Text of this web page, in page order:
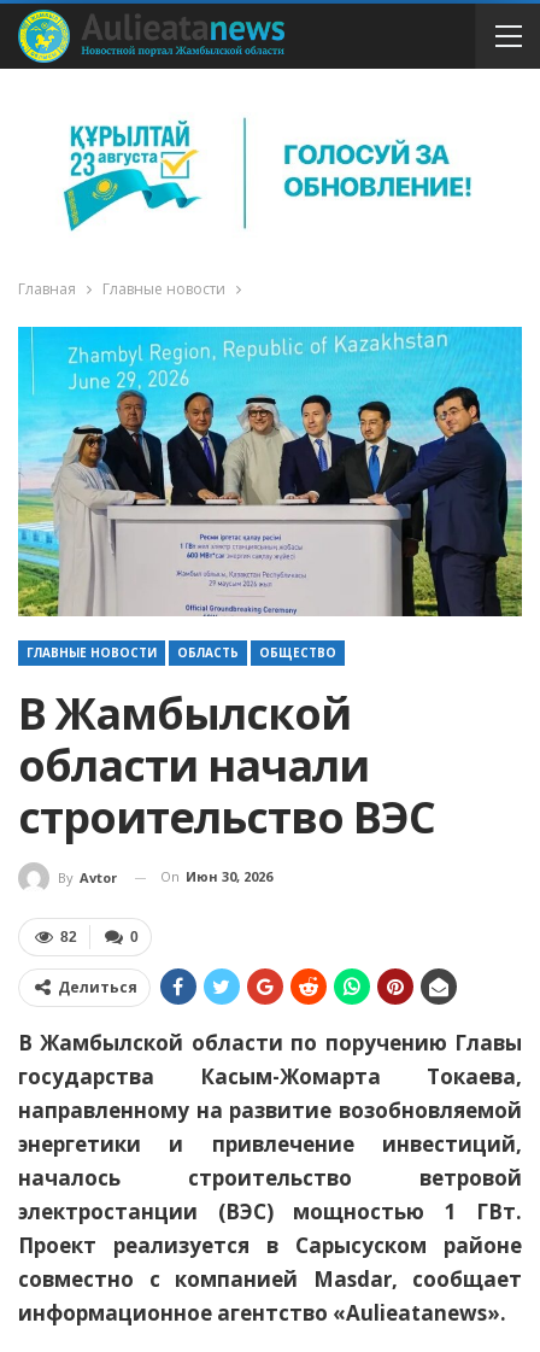
Главная Главные новости
ГЛАВНЫЕ НОВОСТИ ОБЛАСТЬ ОБЩЕСТВО
В Жамбылской
области начали
строительство ВЭС
By Avtor On Июн 30, 2026
0
82
Делиться
В Жамбылской области по поручению Главы
государства Касым-Жомарта Токаева,
направленному на развитие возобновляемой
энергетики и привлечение инвестиций,
началось строительство ветровой
электростанции (ВЭС) мощностью 1 ГВт.
Проект реализуется в Сарысуском районе
совместно с компанией Masdar, сообщает
информационное агентство «Aulieatanews».